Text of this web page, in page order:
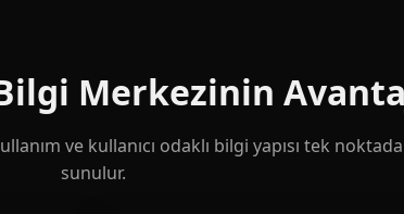
Merkezinin
ve kullanıcı odaklı bilgi yapısı tek noktada
sunulur.